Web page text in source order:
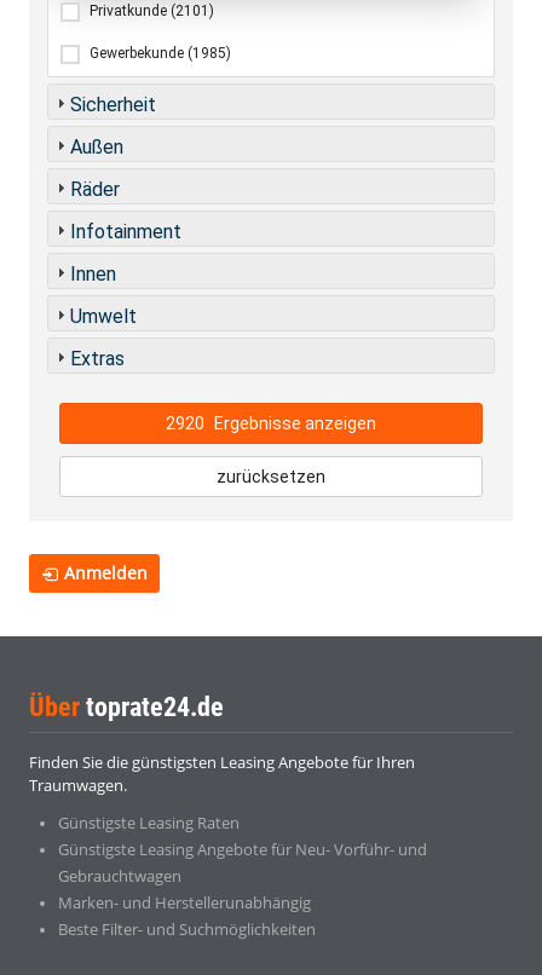
Privatkunde (2101)
Gewerbekunde (1985)
Sicherheit
Außen
Räder
Infotainment
Innen
Umwelt
Extras
2920 Ergebnisse anzeigen
zurücksetzen
Anmelden
Über toprate24.de
Finden Sie die günstigsten Leasing Angebote für Ihren
Traumwagen.
Günstigste Leasing Raten
Günstigste Leasing Angebote für Neu- Vorführ- und
Gebrauchtwagen
Marken- und Herstellerunabhängig
Beste Filter- und Suchmöglichkeiten